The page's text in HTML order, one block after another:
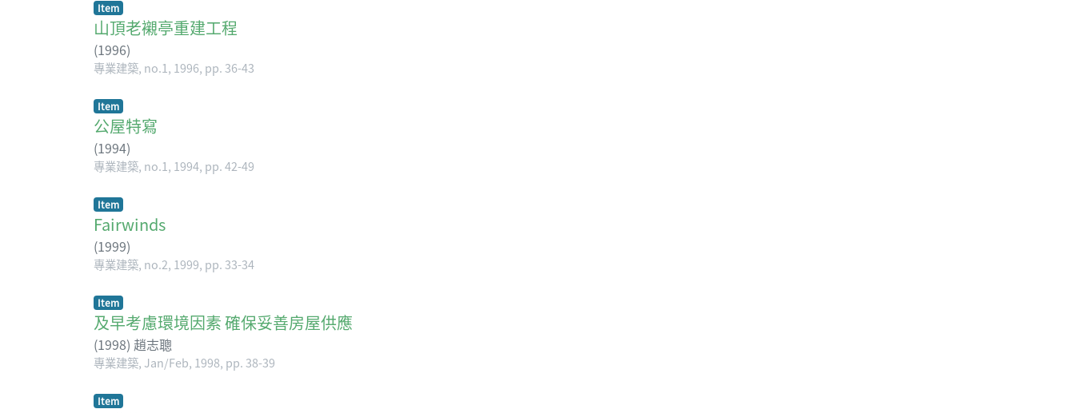
Item
山頂老襯亭重建工程
(1996)
專業建築, no.1, 1996, pp. 36-43
Item
公屋特寫
(1994)
專業建築, no.1, 1994, pp. 42-49
Item
Fairwinds
(1999)
專業建築, no.2, 1999, pp. 33-34
Item
及早考慮環境因素 確保妥善房屋供應
(1998) 趙志聰
專業建築, Jan/Feb, 1998, pp. 38-39
Item